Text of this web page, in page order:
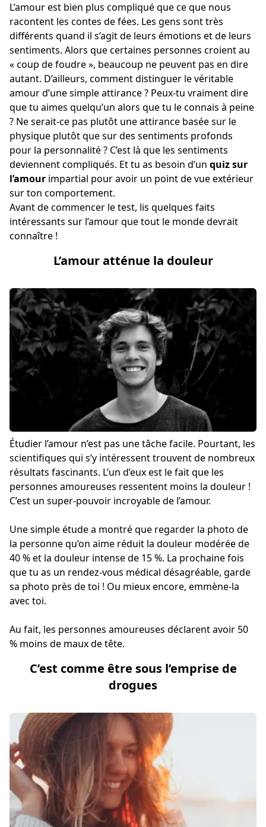
L’amour est bien plus compliqué que ce que nous
racontent les contes de fées. Les gens sont très
différents quand il s’agit de leurs émotions et de leurs
sentiments. Alors que certaines personnes croient au
« coup de foudre », beaucoup ne peuvent pas en dire
autant. D’ailleurs, comment distinguer le véritable
amour d’une simple attirance ? Peux-tu vraiment dire
que tu aimes quelqu’un alors que tu le connais à peine
? Ne serait-ce pas plutôt une attirance basée sur le
physique plutôt que sur des sentiments profonds
pour la personnalité ? C’est là que les sentiments
deviennent compliqués. Et tu as besoin d’un quiz sur
l’amour impartial pour avoir un point de vue extérieur
sur ton comportement.
Avant de commencer le test, lis quelques faits
intéressants sur l’amour que tout le monde devrait
connaître !
L’amour atténue la douleur
Étudier l’amour n’est pas une tâche facile. Pourtant, les
scientifiques qui s’y intéressent trouvent de nombreux
résultats fascinants. L’un d’eux est le fait que les
personnes amoureuses ressentent moins la douleur !
C’est un super-pouvoir incroyable de l’amour.
Une simple étude a montré que regarder la photo de
la personne qu’on aime réduit la douleur modérée de
40 % et la douleur intense de 15 %. La prochaine fois
que tu as un rendez-vous médical désagréable, garde
sa photo près de toi ! Ou mieux encore, emmène-la
avec toi.
Au fait, les personnes amoureuses déclarent avoir 50
% moins de maux de tête.
C’est comme être sous l’emprise de
drogues